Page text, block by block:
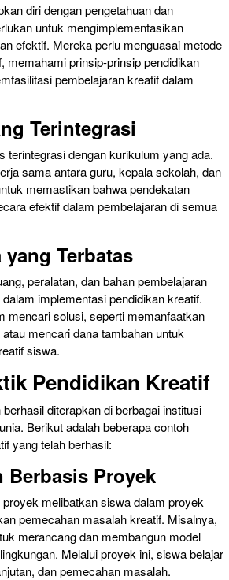
diri dengan pengetahuan dan
untuk mengimplementasikan
efektif. Mereka perlu menguasai metode
memahami prinsip-prinsip pendidikan
pembelajaran kreatif dalam
Terintegrasi
terintegrasi dengan kurikulum yang ada.
sama antara guru, kepala sekolah, dan
memastikan bahwa pendekatan
efektif dalam pembelajaran di semua
Terbatas
peralatan, dan bahan pembelajaran
implementasi pendidikan kreatif.
mencari solusi, seperti memanfaatkan
mencari dana tambahan untuk
siswa.
Pendidikan Kreatif
diterapkan di berbagai institusi
Berikut adalah beberapa contoh
yang telah berhasil:
Berbasis Proyek
melibatkan siswa dalam proyek
pemecahan masalah kreatif. Misalnya,
merancang dan membangun model
Melalui proyek ini, siswa belajar
dan pemecahan masalah.